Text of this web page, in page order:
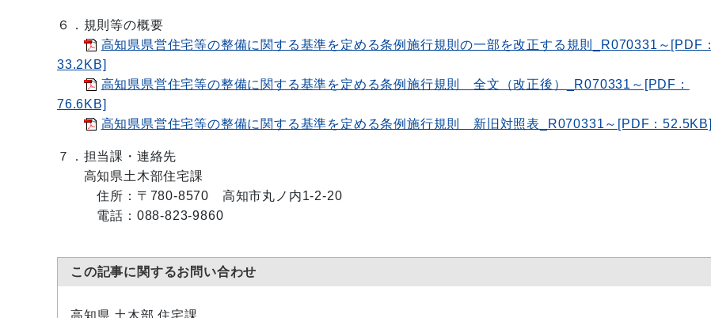
６．規則等の概要
高知県県営住宅等の整備に関する基準を定める条例施行規則の一部を改正する規則_R070331～[PDF：
33.2KB]
高知県県営住宅等の整備に関する基準を定める条例施行規則 全文（改正後）_R070331～[PDF：
76.6KB]
高知県県営住宅等の整備に関する基準を定める条例施行規則 新旧対照表_R070331～[PDF：52.5KB]
７．担当課・連絡先
高知県土木部住宅課
住所：〒780-8570 高知市丸ノ内1-2-20
電話：088-823-9860
この記事に関するお問い合わせ
高知県 土木部 住宅課